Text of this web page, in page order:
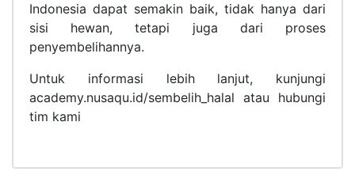
Indonesia dapat semakin baik, tidak hanya dari
sisi hewan, tetapi juga dari proses
penyembelihannya.
Untuk informasi lebih lanjut, kunjungi
academy.nusaqu.id/sembelih_halal atau hubungi
tim kami